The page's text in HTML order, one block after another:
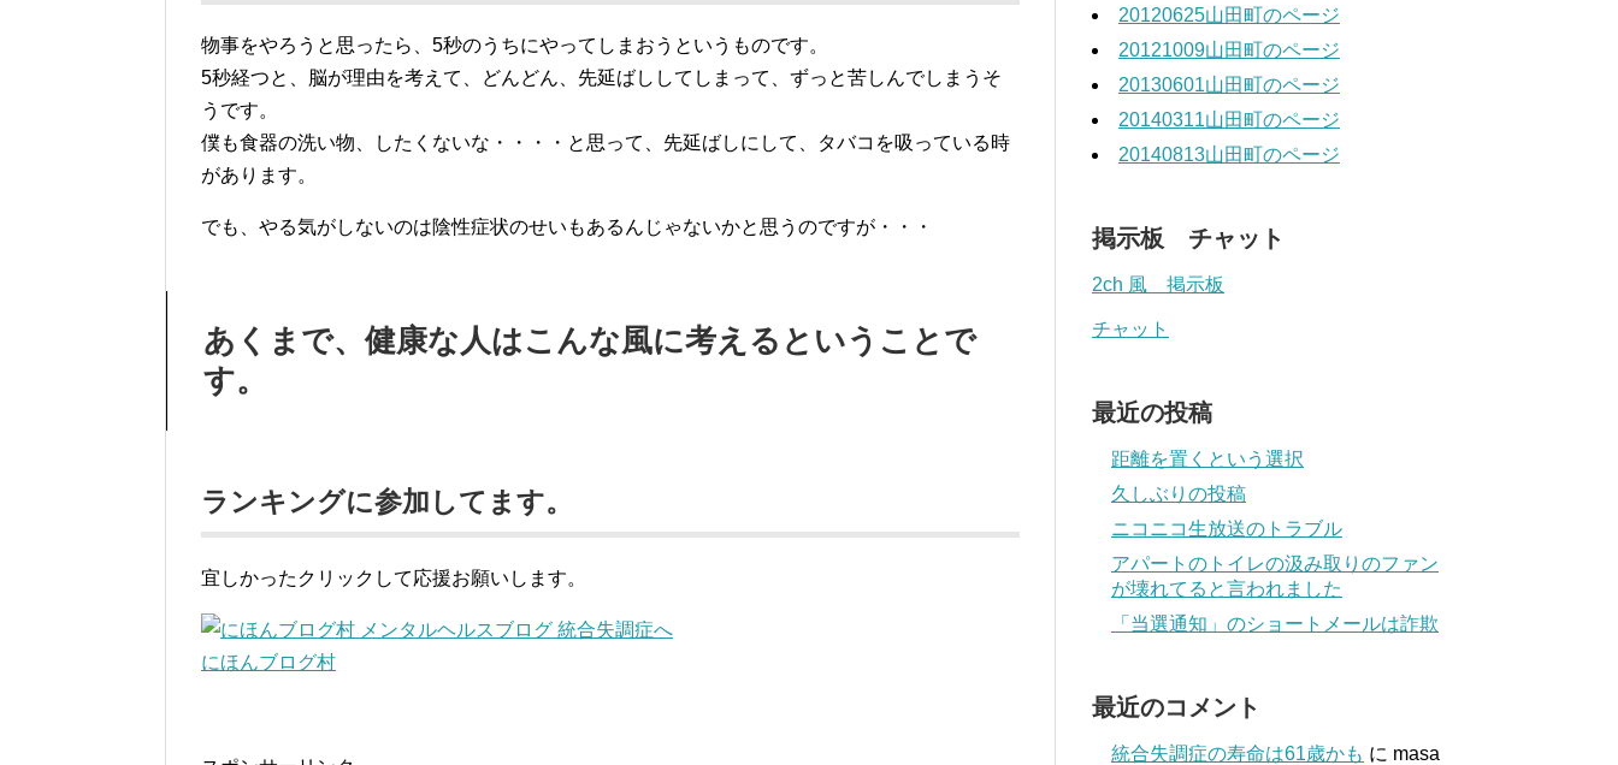
物事をやろうと思ったら、5秒のうちにやってしまおうというものです。
5秒経つと、脳が理由を考えて、どんどん、先延ばししてしまって、ずっと苦しんでしまうそ
うです。
僕も食器の洗い物、したくないな・・・・と思って、先延ばしにして、タバコを吸っている時
があります。
でも、やる気がしないのは陰性症状のせいもあるんじゃないかと思うのですが・・・
あくまで、健康な人はこんな風に考えるということで
す。
ランキングに参加してます。
宜しかったクリックして応援お願いします。
にほんブログ村
20120625山田町のページ
20121009山田町のページ
20130601山田町のページ
20140311山田町のページ
20140813山田町のページ
掲示板 チャット
2ch 風 掲示板
チャット
最近の投稿
距離を置くという選択
久しぶりの投稿
ニコニコ生放送のトラブル
アパートのトイレの汲み取りのファン
が壊れてると言われました
「当選通知」のショートメールは詐欺
最近のコメント
統合失調症の寿命は61歳かも に masa